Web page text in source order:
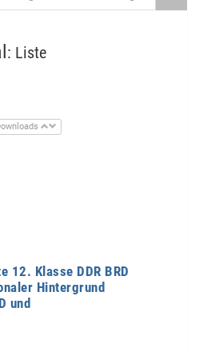
: Liste
12. Klasse DDR BRD
Hintergrund
und